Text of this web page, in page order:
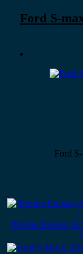
Ford S-
Ford
Φανάρι Εμπρός